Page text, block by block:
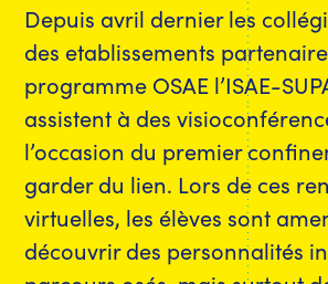
Depuis avril dernier les
des etablissements
programme OSAE l’ISAE-
assistent à des
l’occasion du premier
garder du lien. Lors de ces
virtuelles, les élèves sont
découvrir des personnalités